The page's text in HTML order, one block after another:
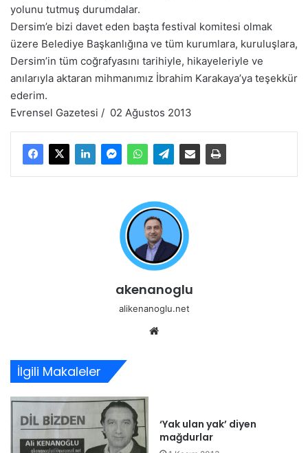
yolunu tutmuş durumdalar.
Dersim’e bizi davet eden başta festival komitesi olmak
üzere Belediye Başkanlığına ve tüm kurumlara, kuruluşlara,
Dersim’in tüm coğrafyasını tarihiyle, hikayeleriyle ve
anılarıyla aktaran mihmanımız İbrahim Karakaya’ya teşekkür
ederim.
Evrensel Gazetesi / 02 Ağustos 2013
akenanoglu
alikenanoglu.net
İlgili Makaleler
‘Yak ulan yak’ diyen
mağdurlar